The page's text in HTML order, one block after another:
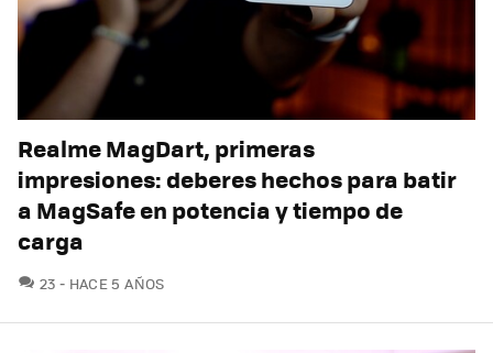
Realme MagDart, primeras
impresiones: deberes hechos para batir
a MagSafe en potencia y tiempo de
carga
23 COMENTARIOS
HACE 5 AÑOS